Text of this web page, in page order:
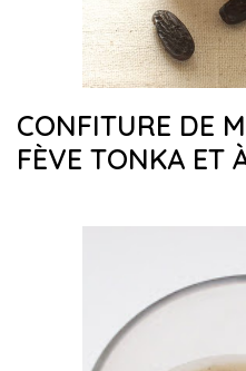
CONFITURE DE
FÈVE TONKA ET